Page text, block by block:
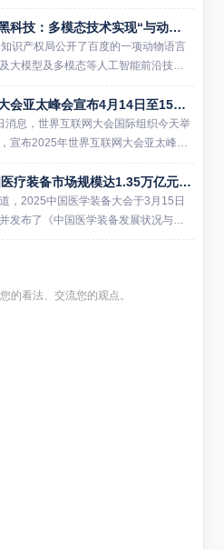
行业垂直大模型正式亮相，标志着山
进入大模型智能驱动的全新发展阶百度推出AI黑科技：多模态技术实现“与动物对话”
识产权局公开了百度的一项动物语言
大模型及多模态等人工智能前沿技
物声音、表情、动作等多模态数据，
为人类语言，这不仅增强了人类对动
态的综...
世界互联网大会亚太峰会宣布4月14日至15日首度在香港召开
消息，世界互联网大会国际组织今天举
宣布2025年世界互联网大会亚太峰会
15日在香港会议展览中心召开。这是
互联网大会亚太峰会，由世界互联网2024年我国医疗装备市场规模达1.35万亿元，AI与医疗装备结合迎机遇
，2025中国医学装备大会于3月15日
发布了《中国医学装备发展状况与趋
书。蓝皮书显示，2024年我国医学装
的看法、交流您的观点。